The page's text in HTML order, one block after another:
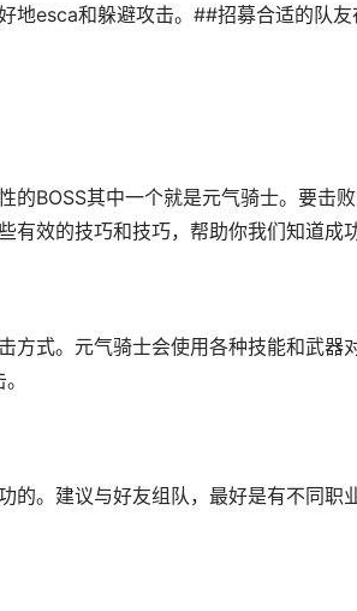
地esca和躲避攻击。##招募合适的队
BOSS其中一个就是元气骑士。要击
有效的技巧和技巧，帮助你我们知道成
方式。元气骑士会使用各种技能和武器
的。建议与好友组队，最好是有不同职